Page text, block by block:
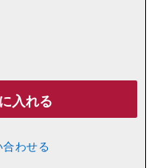
入れる
わせる